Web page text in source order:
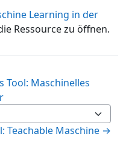
Learning in der
Ressource zu öffnen.
Maschinelles
Teachable Maschine →